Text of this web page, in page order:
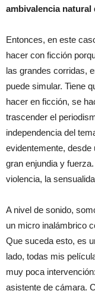
ambivalencia natural
Entonces, en este
hacer con ficción
las grandes corridas,
puede simular. Tiene
hacer en ficción, se
trascender el
independencia del
evidentemente, desde
gran enjundia y
violencia, la
A nivel de sonido,
un micro inalámbrico
Que suceda esto, es
lado, todas mis
muy poca
asistente de cámara.